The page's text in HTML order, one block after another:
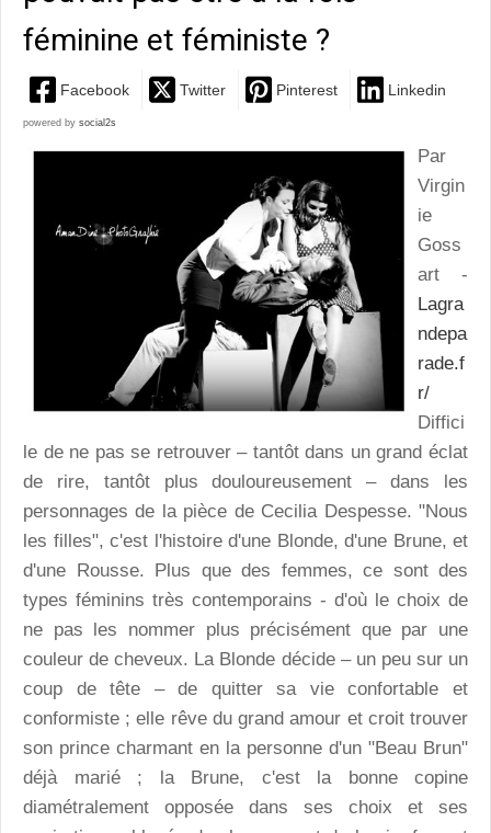
féminine et féministe ?
Facebook Twitter Pinterest Linkedin
powered by social2s
Par
Virgin
ie
Goss
art -
Lagra
ndepa
rade.f
r/
Diffici
le de ne pas se retrouver – tantôt dans un grand éclat
de rire, tantôt plus douloureusement – dans les
personnages de la pièce de Cecilia Despesse. "Nous
les filles", c'est l'histoire d'une Blonde, d'une Brune, et
d'une Rousse. Plus que des femmes, ce sont des
types féminins très contemporains - d'où le choix de
ne pas les nommer plus précisément que par une
couleur de cheveux. La Blonde décide – un peu sur un
coup de tête – de quitter sa vie confortable et
conformiste ; elle rêve du grand amour et croit trouver
son prince charmant en la personne d'un "Beau Brun"
déjà marié ; la Brune, c'est la bonne copine
diamétralement opposée dans ses choix et ses